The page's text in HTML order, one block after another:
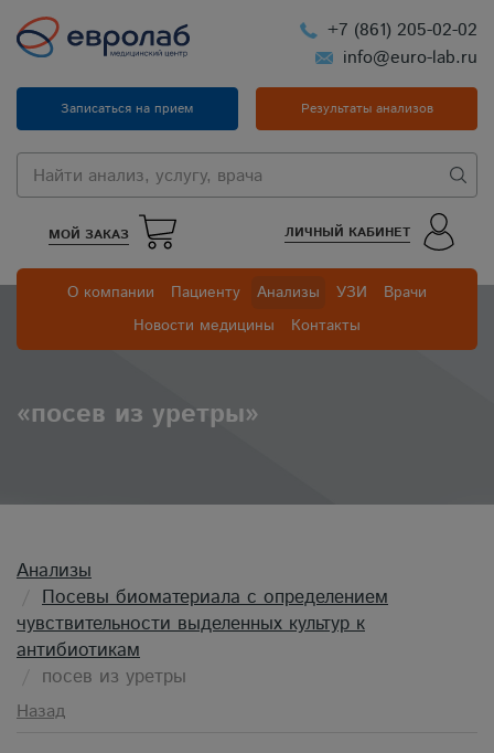
+7 (861) 205-02-02
info@euro-lab.ru
Записаться на прием Результаты анализов
МОЙ ЗАКАЗ ЛИЧНЫЙ КАБИНЕТ
О компании Пациенту Анализы УЗИ
Врачи
Новости медицины
Контакты
«посев из уретры»
Анализы
Посевы биоматериала с определением
чувствительности выделенных культур к
антибиотикам
посев из уретры
Назад